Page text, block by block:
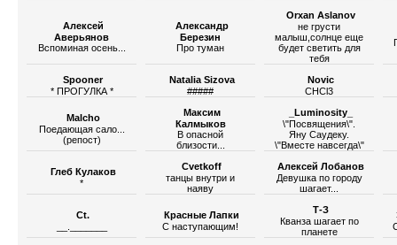
Алексей
Аверьянов
Вспоминая осень...
Александр
Березин
Про туман
Orxan Aslanov
не грусти
малыш,солнце еще
будет светить для
тебя
Spooner
* ПРОГУЛКА *
Natalia Sizova
#####
Novic
CHCl3
Malcho
Поедающая сало...
(репост)
Максим
Калмыков
В опасной
близости...
_Luminosity_
\"Посвящения\".
Яну Саудеку.
\"Вместе навсегда\"
Глеб Кулаков
*
Cvetkoff
танцы внутри и
наяву
Алексей Лобанов
Девушка по городу
шагает...
Ct.
Красные Лапки
С наступающим!
Т-З
Кванза шагает по
планете